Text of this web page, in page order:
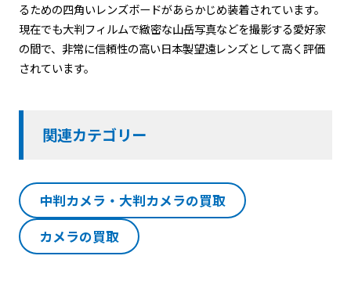
るための四角いレンズボードがあらかじめ装着されています。
現在でも大判フィルムで緻密な山岳写真などを撮影する愛好家
の間で、非常に信頼性の高い日本製望遠レンズとして高く評価
されています。
関連カテゴリー
中判カメラ・大判カメラの買取
カメラの買取